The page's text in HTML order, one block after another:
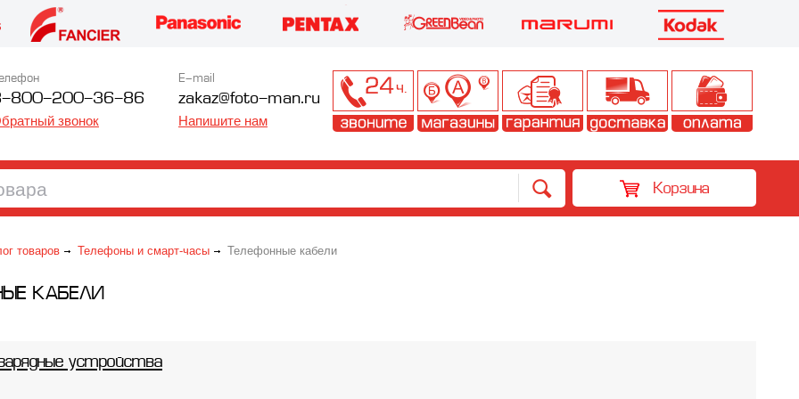
800-200-36-86
звонок
E-mail
zakaz@foto-man.ru
Напишите нам
Корзина
товаров Телефоны и смарт-часы Телефонные кабели
КАБЕЛИ
устройства